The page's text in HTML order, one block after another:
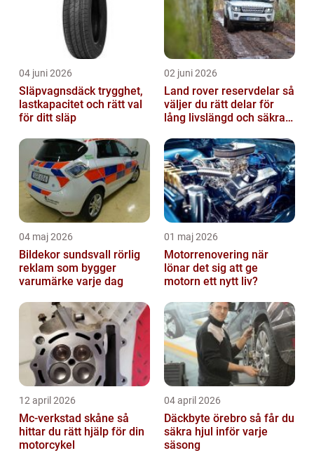
04 juni 2026
Släpvagnsdäck trygghet,
lastkapacitet och rätt val
för ditt släp
02 juni 2026
Land rover reservdelar så
väljer du rätt delar för
lång livslängd och säkra
04 maj 2026
Bildekor sundsvall rörlig
reklam som bygger
varumärke varje dag
01 maj 2026
Motorrenovering när
lönar det sig att ge
motorn ett nytt liv?
12 april 2026
Mc-verkstad skåne så
hittar du rätt hjälp för din
motorcykel
04 april 2026
Däckbyte örebro så får du
säkra hjul inför varje
säsong